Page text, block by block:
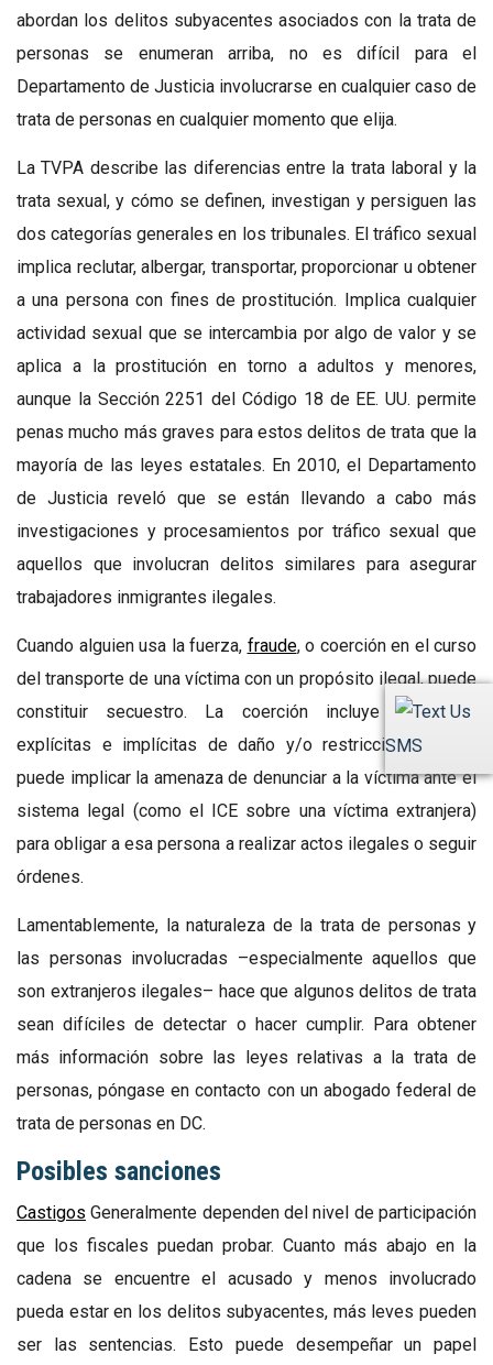
SMS
abordan los delitos subyacentes asociados con la trata de
personas se enumeran arriba, no es difícil para el
Departamento de Justicia involucrarse en cualquier caso de
trata de personas en cualquier momento que elija.
La TVPA describe las diferencias entre la trata laboral y la
trata sexual, y cómo se definen, investigan y persiguen las
dos categorías generales en los tribunales. El tráfico sexual
implica reclutar, albergar, transportar, proporcionar u obtener
a una persona con fines de prostitución. Implica cualquier
actividad sexual que se intercambia por algo de valor y se
aplica a la prostitución en torno a adultos y menores,
aunque la Sección 2251 del Código 18 de EE. UU. permite
penas mucho más graves para estos delitos de trata que la
mayoría de las leyes estatales. En 2010, el Departamento
de Justicia reveló que se están llevando a cabo más
investigaciones y procesamientos por tráfico sexual que
aquellos que involucran delitos similares para asegurar
trabajadores inmigrantes ilegales.
Cuando alguien usa la fuerza, fraude, o coerción en el curso
del transporte de una víctima con un propósito ilegal, puede
constituir secuestro. La coerción incluye amenazas
explícitas e implícitas de daño y/o restricción física y
puede implicar la amenaza de denunciar a la víctima ante el
sistema legal (como el ICE sobre una víctima extranjera)
para obligar a esa persona a realizar actos ilegales o seguir
órdenes.
Lamentablemente, la naturaleza de la trata de personas y
las personas involucradas –especialmente aquellos que
son extranjeros ilegales– hace que algunos delitos de trata
sean difíciles de detectar o hacer cumplir. Para obtener
más información sobre las leyes relativas a la trata de
personas, póngase en contacto con un abogado federal de
trata de personas en DC.
Posibles sanciones
Castigos Generalmente dependen del nivel de participación
que los fiscales puedan probar. Cuanto más abajo en la
cadena se encuentre el acusado y menos involucrado
pueda estar en los delitos subyacentes, más leves pueden
ser las sentencias. Esto puede desempeñar un papel